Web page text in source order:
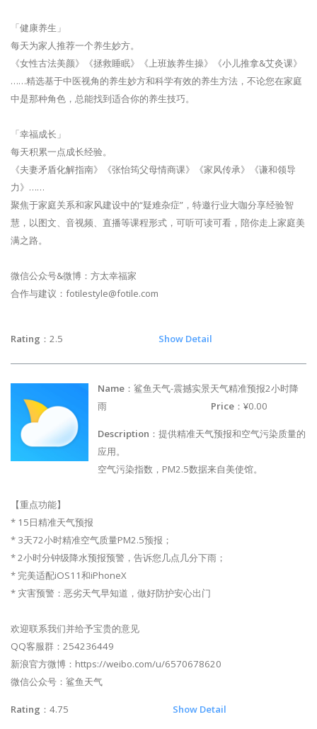
「健康养生」
每天为家人推荐一个养生妙方。
《女性古法美颜》《拯救睡眠》《上班族养生操》《小儿推拿&艾灸课》
……精选基于中医视角的养生妙方和科学有效的养生方法，不论您在家庭
中是那种角色，总能找到适合你的养生技巧。
「幸福成长」
每天积累一点成长经验。
《夫妻矛盾化解指南》《张怡筠父母情商课》《家风传承》《谦和领导
力》……
聚焦于家庭关系和家风建设中的“疑难杂症”，特邀行业大咖分享经验智
慧，以图文、音视频、直播等课程形式，可听可读可看，陪你走上家庭美
满之路。
微信公众号&微博：方太幸福家
合作与建议： fotilestyle@fotile.com
Rating ：2.5 Show Detail
Name ：鲨鱼天气-震撼实景天气精准预报2小时降
雨
Price ：¥0.00
Description ：提供精准天气预报和空气污染质量的
应用。
空气污染指数，PM2.5数据来自美使馆。
【重点功能】
* 15日精准天气预报
* 3天72小时精准空气质量PM2.5预报；
* 2小时分钟级降水预报预警，告诉您几点几分下雨；
* 完美适配iOS11和iPhoneX
* 灾害预警：恶劣天气早知道，做好防护安心出门
欢迎联系我们并给予宝贵的意见
QQ客服群：254236449
新浪官方微博：https://weibo.com/u/6570678620
微信公众号：鲨鱼天气
Rating ：4.75 Show Detail